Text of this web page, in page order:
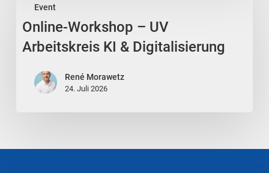
Event
Workshop
–
UV
Digitalisierung
Online-Workshop – UV
Arbeitskreis KI & Digitalisierung
René Morawetz
24. Juli 2026